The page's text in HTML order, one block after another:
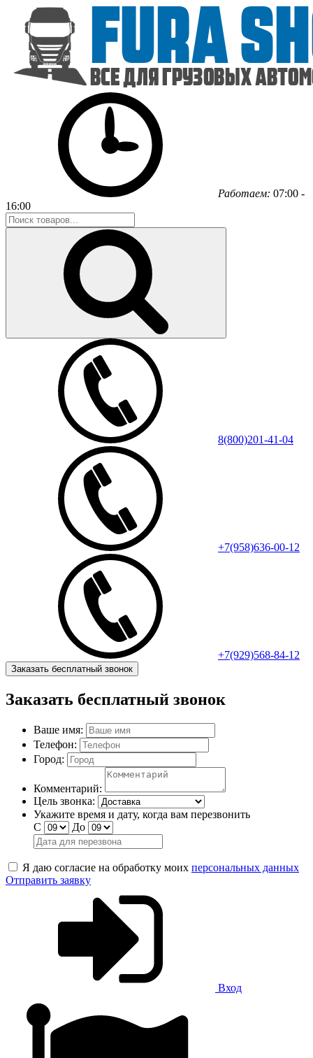
Работаем: 07:00 -
16:00
8(800)201-41-04
+7(958)636-00-12
+7(929)568-84-12
Заказать бесплатный звонок
Заказать бесплатный звонок
Ваше имя:
Телефон:
Город:
Комментарий:
Цель звонка:
Укажите время и дату, когда вам перезвонить
С
До
Я даю согласие на обработку моих персональных данных
Отправить заявку
Вход